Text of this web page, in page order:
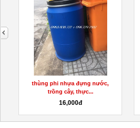
thùng phi nhựa đựng nước,
trồng cây, thực...
16,000đ
next